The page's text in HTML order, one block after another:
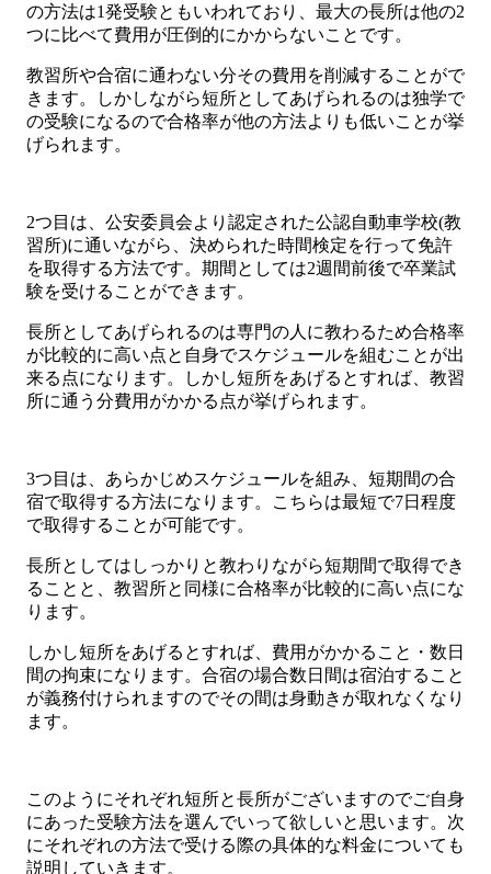
の方法は1発受験ともいわれており、最大の長所は他の2
つに比べて費用が圧倒的にかからないことです。
教習所や合宿に通わない分その費用を削減することがで
きます。しかしながら短所としてあげられるのは独学で
の受験になるので合格率が他の方法よりも低いことが挙
げられます。
2つ目は、公安委員会より認定された公認自動車学校(教
習所)に通いながら、決められた時間検定を行って免許
を取得する方法です。期間としては2週間前後で卒業試
験を受けることができます。
長所としてあげられるのは専門の人に教わるため合格率
が比較的に高い点と自身でスケジュールを組むことが出
来る点になります。しかし短所をあげるとすれば、教習
所に通う分費用がかかる点が挙げられます。
3つ目は、あらかじめスケジュールを組み、短期間の合
宿で取得する方法になります。こちらは最短で7日程度
で取得することが可能です。
長所としてはしっかりと教わりながら短期間で取得でき
ることと、教習所と同様に合格率が比較的に高い点にな
ります。
しかし短所をあげるとすれば、費用がかかること・数日
間の拘束になります。合宿の場合数日間は宿泊すること
が義務付けられますのでその間は身動きが取れなくなり
ます。
このようにそれぞれ短所と長所がございますのでご自身
にあった受験方法を選んでいって欲しいと思います。次
にそれぞれの方法で受ける際の具体的な料金についても
説明していきます。